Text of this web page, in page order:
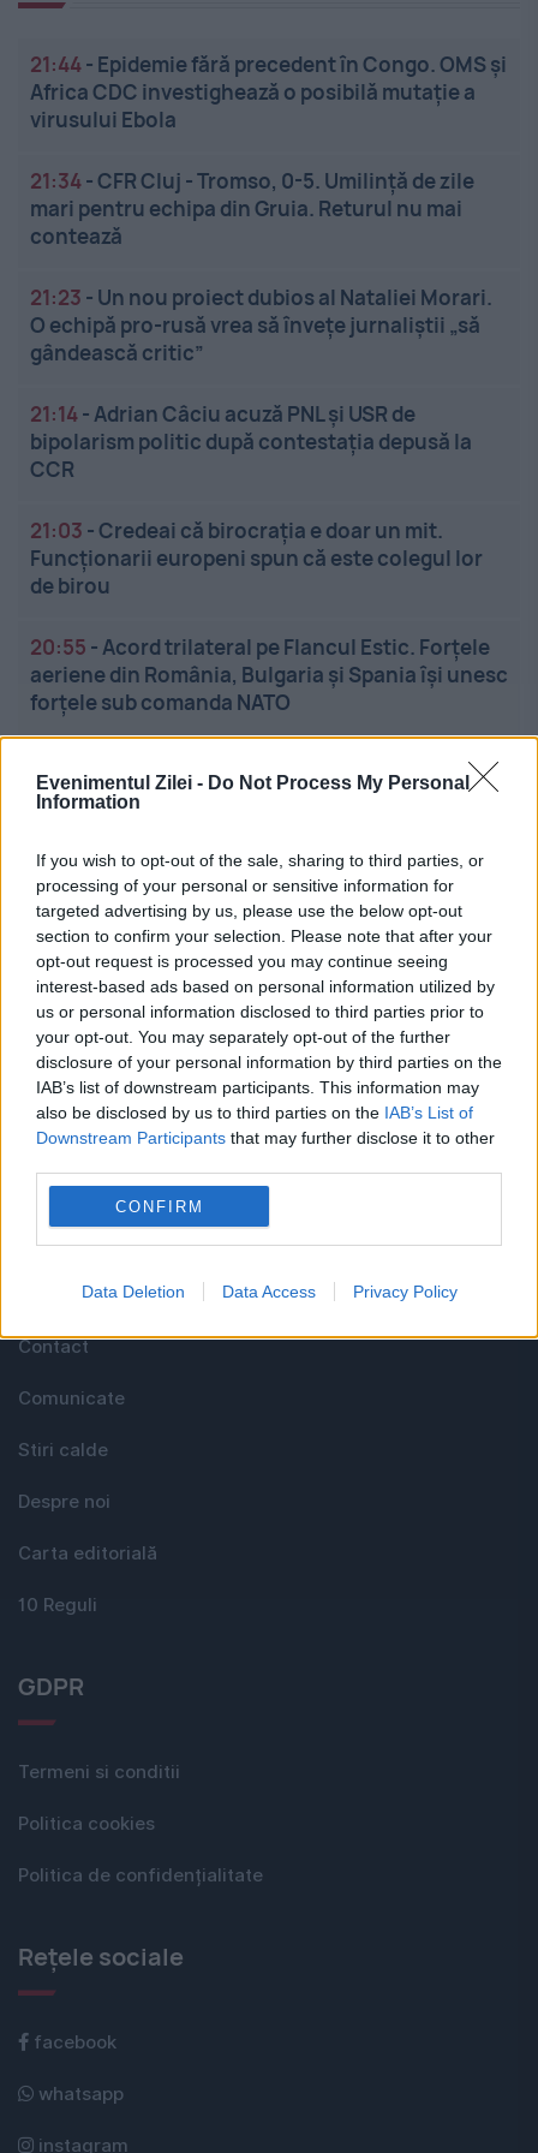
Evenimentul Zilei - Do Not Process My Personal
Information
If you wish to opt-out of the sale, sharing to third parties, or
processing of your personal or sensitive information for
targeted advertising by us, please use the below opt-out
section to confirm your selection. Please note that after your
opt-out request is processed you may continue seeing
interest-based ads based on personal information utilized by
us or personal information disclosed to third parties prior to
your opt-out. You may separately opt-out of the further
disclosure of your personal information by third parties on the
IAB’s list of downstream participants. This information may
also be disclosed by us to third parties on the IAB’s List of
Downstream Participants that may further disclose it to other
CONFIRM
Data Deletion Data Access Privacy Policy
21:44- Epidemie fără precedent în Congo. OMS și
Africa CDC investighează o posibilă mutație a
virusului Ebola
21:34-CFR Cluj - Tromso, 0-5. Umilință de zile
mari pentru echipa din Gruia. Returul nu mai
contează
21:23 - Un nou proiect dubios al Nataliei Morari.
O echipă pro-rusă vrea să înveţe jurnaliştii „să
gândească critic”
21:14-Adrian Câciu acuză PNL și USR de
bipolarism politic după contestația depusă la
CCR
21:03 -Credeai că birocrația e doar un mit.
Funcționarii europeni spun că este colegul lor
de birou
20:55 -Acord trilateral pe Flancul Estic. Forțele
aeriene din România, Bulgaria și Spania își unesc
forțele sub comanda NATO
Cel mai bun portal de stiri!
Evenimentul Zilei este o publicație multimedia, dedicată
celor care apreciază știrile corecte, obiective și
relevante din toate domeniile de activitate
Linkuri utile
Media KIT
Contact
Comunicate
Stiri calde
Despre noi
Carta editorială
10 Reguli
GDPR
Termeni si conditii
Politica cookies
Politica de confidențialitate
Rețele sociale
facebook
whatsapp
instagram